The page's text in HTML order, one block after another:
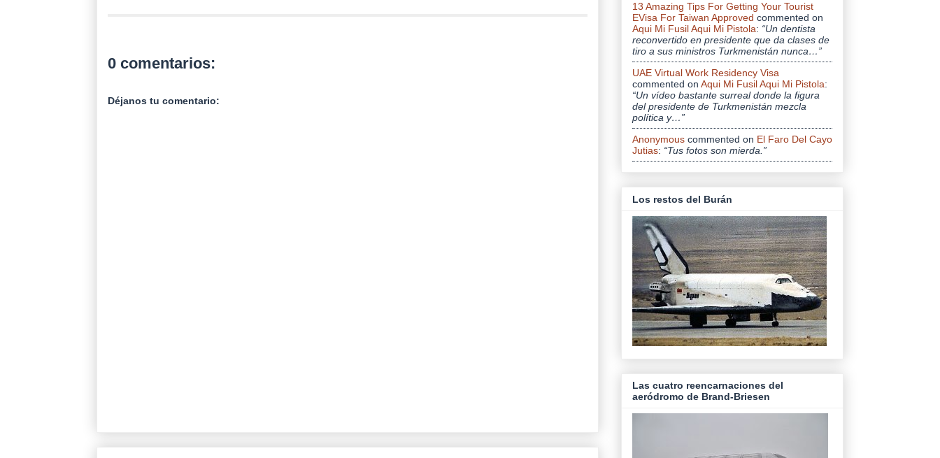
0 comentarios:
Déjanos tu comentario:
13 Amazing Tips For Getting Your Tourist
EVisa For Taiwan Approved commented on
Aqui Mi Fusil Aqui Mi Pistola: “Un dentista
reconvertido en presidente que da clases de
tiro a sus ministros Turkmenistán nunca…”
UAE Virtual Work Residency Visa
commented on Aqui Mi Fusil Aqui Mi Pistola:
“Un vídeo bastante surreal donde la figura
del presidente de Turkmenistán mezcla
política y…”
Anonymous commented on El Faro Del Cayo
Jutias: “Tus fotos son mierda.”
Los restos del Burán
Las cuatro reencarnaciones del
aeródromo de Brand-Briesen